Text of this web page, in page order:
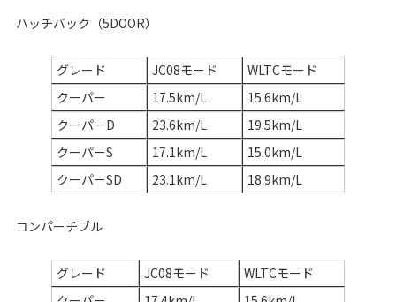
ハッチバック（5DOOR）
グレード JC08モード
WLTCモード
クーパー
17.5km/L
15.6km/L
クーパーD
23.6km/L
19.5km/L
クーパーS
17.1km/L
15.0km/L
クーパーSD
23.1km/L 18.9km/L
コンパーチブル
グレード JC08モード
WLTCモード